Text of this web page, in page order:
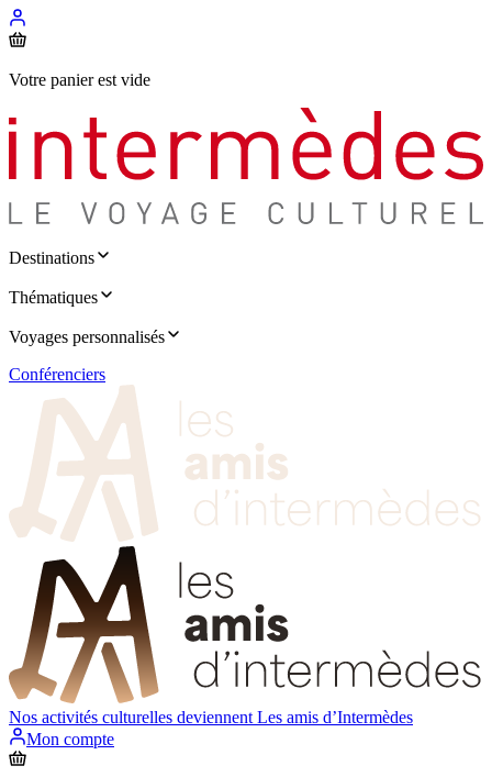
Votre panier est vide
Destinations
Thématiques
Voyages personnalisés
Conférenciers
Nos activités culturelles deviennent Les amis d’Intermèdes
Mon compte